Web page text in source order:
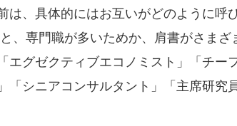
、具体的にはお互いがどのように呼
、専門職が多いためか、肩書がさまざ
エグゼクティブエコノミスト」「チー
「シニアコンサルタント」「主席研究